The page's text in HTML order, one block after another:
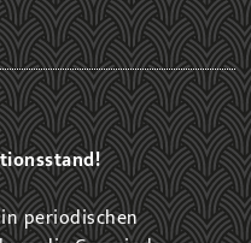
periodischen